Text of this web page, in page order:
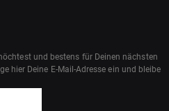
und bestens für Deinen nächsten
hier Deine E-Mail-Adresse ein und bleibe